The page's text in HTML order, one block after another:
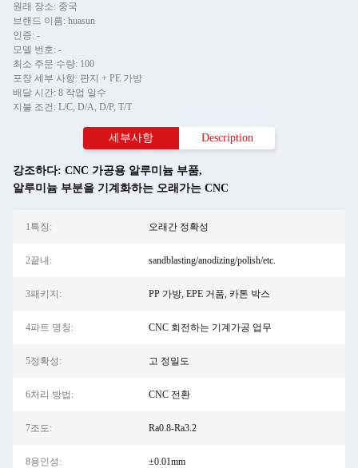
원래 장소: 중국
브랜드 이름: huasun
인증: -
모델 번호: -
최소 주문 수량: 100
포장 세부 사항: 판지 + PE 가방
배달 시간: 8 작업 일수
지불 조건: L/C, D/A, D/P, T/T
세부사항 Description
강조하다: CNC 가공용 알루미늄 부품,
알루미늄 부분을 기계화하는 오래가는 CNC
1특징: 오래간 정확성
2끝내: sandblasting/anodizing/polish/etc.
3패키지: PP 가방, EPE 거품, 카톤 박스
4파트 명칭: CNC 회전하는 기계가공 업무
5정확성: 고 정밀도
6처리 방법: CNC 전환
7조도: Ra0.8-Ra3.2
8용인성: ±0.01mm